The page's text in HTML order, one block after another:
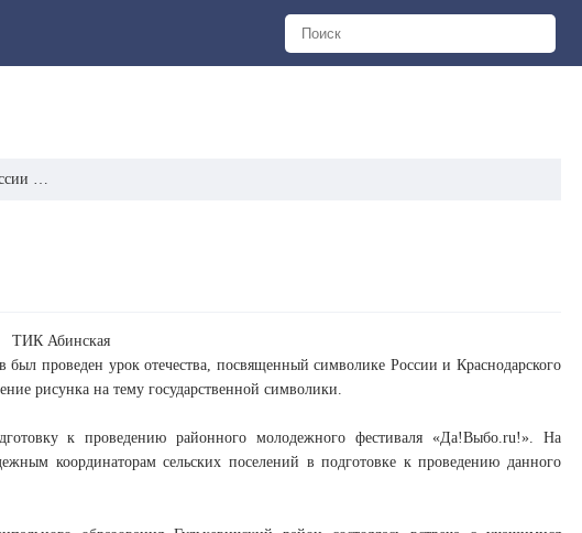
…
ТИК Абинская
проведен урок отечества, посвященный символике России и Краснодарского
рисунка на тему государственной символики.
к проведению районного молодежного фестиваля «Да!Выбо.ru!». На
координаторам сельских поселений в подготовке к проведению данного